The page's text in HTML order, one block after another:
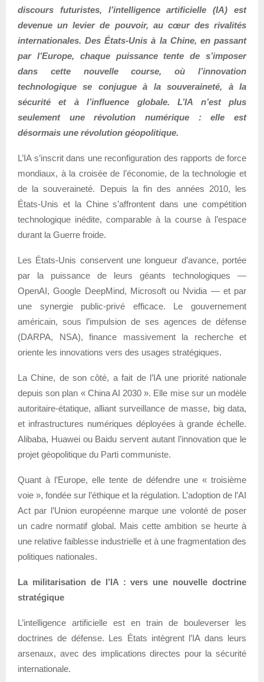
discours futuristes, l’intelligence artificielle (IA) est
devenue un levier de pouvoir, au cœur des rivalités
internationales. Des États-Unis à la Chine, en passant
par l’Europe, chaque puissance tente de s’imposer
dans cette nouvelle course, où l’innovation
technologique se conjugue à la souveraineté, à la
sécurité et à l’influence globale. L’IA n’est plus
seulement une révolution numérique : elle est
désormais une révolution géopolitique.
L’IA s’inscrit dans une reconfiguration des rapports de force
mondiaux, à la croisée de l’économie, de la technologie et
de la souveraineté. Depuis la fin des années 2010, les
États-Unis et la Chine s’affrontent dans une compétition
technologique inédite, comparable à la course à l’espace
durant la Guerre froide.
Les États-Unis conservent une longueur d’avance, portée
par la puissance de leurs géants technologiques —
OpenAI, Google DeepMind, Microsoft ou Nvidia — et par
une synergie public-privé efficace. Le gouvernement
américain, sous l’impulsion de ses agences de défense
(DARPA, NSA), finance massivement la recherche et
oriente les innovations vers des usages stratégiques.
La Chine, de son côté, a fait de l’IA une priorité nationale
depuis son plan « China AI 2030 ». Elle mise sur un modèle
autoritaire-étatique, alliant surveillance de masse, big data,
et infrastructures numériques déployées à grande échelle.
Alibaba, Huawei ou Baidu servent autant l’innovation que le
projet géopolitique du Parti communiste.
Quant à l’Europe, elle tente de défendre une « troisième
voie », fondée sur l’éthique et la régulation. L’adoption de l’AI
Act par l’Union européenne marque une volonté de poser
un cadre normatif global. Mais cette ambition se heurte à
une relative faiblesse industrielle et à une fragmentation des
politiques nationales.
La militarisation de l’IA : vers une nouvelle doctrine
stratégique
L’intelligence artificielle est en train de bouleverser les
doctrines de défense. Les États intègrent l’IA dans leurs
arsenaux, avec des implications directes pour la sécurité
internationale.